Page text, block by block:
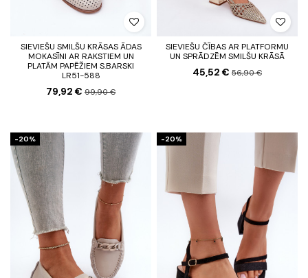
SIEVIEŠU SMILŠU KRĀSAS ĀDAS
MOKASĪNI AR RAKSTIEM UN
PLATĀM PAPĒŽIEM S.BARSKI
LR51-588
79,92 € 99,90 €
SIEVIEŠU ČĪBAS AR PLATFORMU
UN SPRĀDZĒM SMILŠU KRĀSĀ
45,52 € 56,90 €
-20% -20%